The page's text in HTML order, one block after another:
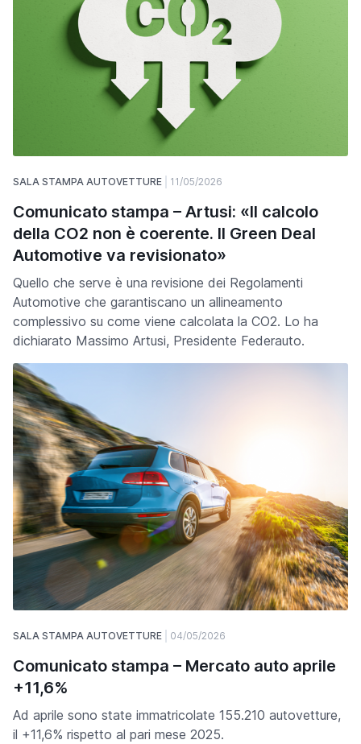
SALA STAMPA AUTOVETTURE 11/05/2026
Comunicato stampa – Artusi: «Il calcolo
della CO2 non è coerente. Il Green Deal
Automotive va revisionato»
Quello che serve è una revisione dei Regolamenti
Automotive che garantiscano un allineamento
complessivo su come viene calcolata la CO2. Lo ha
dichiarato Massimo Artusi, Presidente Federauto.
SALA STAMPA AUTOVETTURE 04/05/2026
Comunicato stampa – Mercato auto aprile
+11,6%
Ad aprile sono state immatricolate 155.210 autovetture,
il +11,6% rispetto al pari mese 2025.